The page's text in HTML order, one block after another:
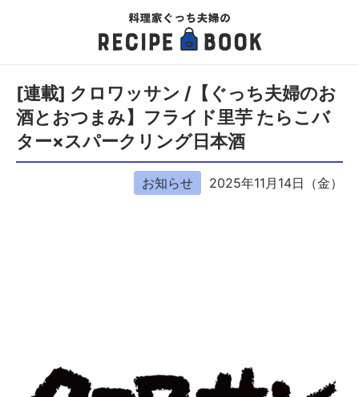
[連載] クロワッサン /【ぐっち夫婦のお
酒とおつまみ】フライド里芋 たらこバ
ター×スパークリング日本酒
お知らせ 2025年11月14日（金）